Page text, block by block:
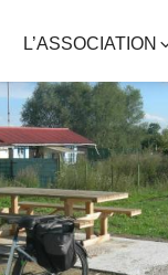
L’ASSOCIATION